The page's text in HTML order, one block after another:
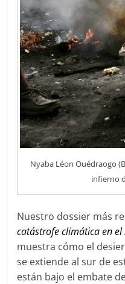
Nyaba Léon Ouédraogo
infierno
Nuestro dossier más
catástrofe climática en el
muestra cómo el
se extiende al sur de
están bajo el embate